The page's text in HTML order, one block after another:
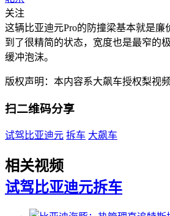
关注
这辆比亚迪元Pro的防撞梁基本就是廉
到了很精简的状态，宽度也是最窄的
缓冲泡沫。
版权声明：本内容系大飙车授权梨视
扫二维码分享
试驾比亚迪元 拆车 大飙车
相关视频
试驾比亚迪元拆车